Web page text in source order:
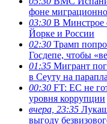
фоне
03:30 В Минстрое
Йорке и России
02:30 Трамп
Госдепе, чтобы
01:35 Мигрант
в Сеуту на
00:30 FT: ЕС не
уровня коррупции
вчера, 23:35
выгоду